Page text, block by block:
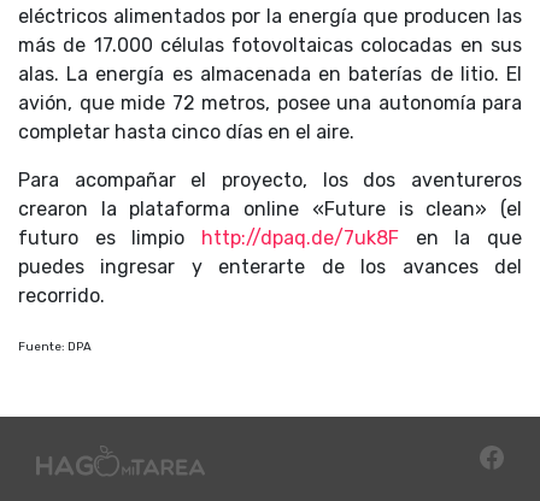
eléctricos alimentados por la energía que producen las
más de 17.000 células fotovoltaicas colocadas en sus
alas. La energía es almacenada en baterías de litio. El
avión, que mide 72 metros, posee una autonomía para
completar hasta cinco días en el aire.
Para acompañar el proyecto, los dos aventureros
crearon la plataforma online «Future is clean» (el
futuro es limpio http://dpaq.de/7uk8F en la que
puedes ingresar y enterarte de los avances del
recorrido.
Fuente: DPA